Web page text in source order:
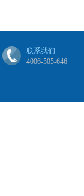
联系我们
4006-505-646